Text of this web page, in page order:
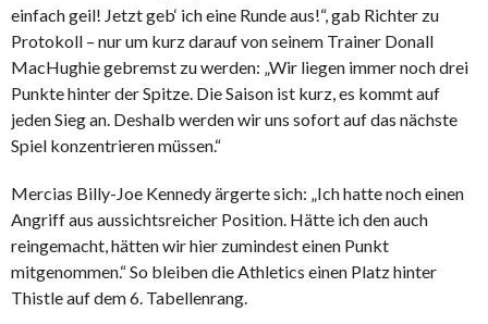
einfach geil! Jetzt geb‘ ich eine Runde aus!“, gab Richter zu
Protokoll – nur um kurz darauf von seinem Trainer Donall
MacHughie gebremst zu werden: „Wir liegen immer noch drei
Punkte hinter der Spitze. Die Saison ist kurz, es kommt auf
jeden Sieg an. Deshalb werden wir uns sofort auf das nächste
Spiel konzentrieren müssen.“
Mercias Billy-Joe Kennedy ärgerte sich: „Ich hatte noch einen
Angriff aus aussichtsreicher Position. Hätte ich den auch
reingemacht, hätten wir hier zumindest einen Punkt
mitgenommen.“ So bleiben die Athletics einen Platz hinter
Thistle auf dem 6. Tabellenrang.